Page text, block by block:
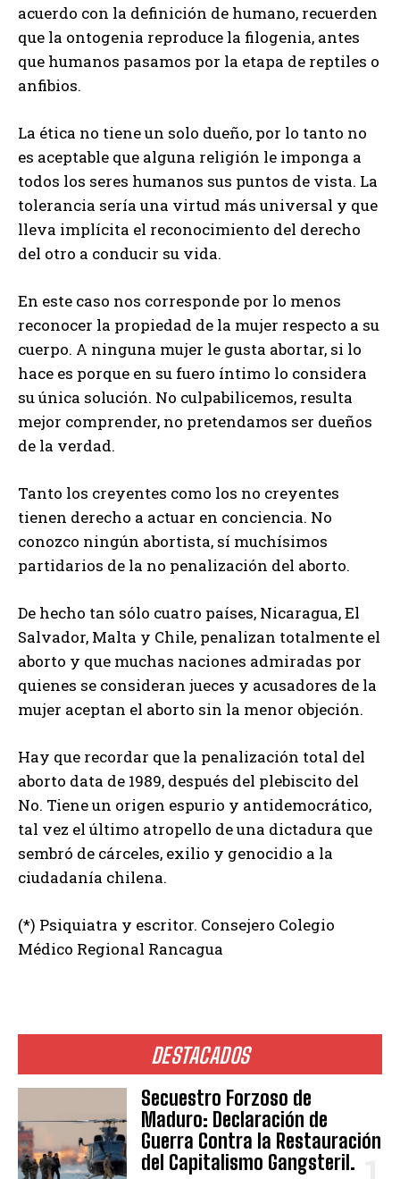
DESTACADOS
Secuestro Forzoso de
Maduro: Declaración de
Guerra Contra la Restauración
del Capitalismo Gangsteril.
acuerdo con la definición de humano, recuerden
que la ontogenia reproduce la filogenia, antes
que humanos pasamos por la etapa de reptiles o
anfibios.
La ética no tiene un solo dueño, por lo tanto no
es aceptable que alguna religión le imponga a
todos los seres humanos sus puntos de vista. La
tolerancia sería una virtud más universal y que
lleva implícita el reconocimiento del derecho
del otro a conducir su vida.
En este caso nos corresponde por lo menos
reconocer la propiedad de la mujer respecto a su
cuerpo. A ninguna mujer le gusta abortar, si lo
hace es porque en su fuero íntimo lo considera
su única solución. No culpabilicemos, resulta
mejor comprender, no pretendamos ser dueños
de la verdad.
Tanto los creyentes como los no creyentes
tienen derecho a actuar en conciencia. No
conozco ningún abortista, sí muchísimos
partidarios de la no penalización del aborto.
De hecho tan sólo cuatro países, Nicaragua, El
Salvador, Malta y Chile, penalizan totalmente el
aborto y que muchas naciones admiradas por
quienes se consideran jueces y acusadores de la
mujer aceptan el aborto sin la menor objeción.
Hay que recordar que la penalización total del
aborto data de 1989, después del plebiscito del
No. Tiene un origen espurio y antidemocrático,
tal vez el último atropello de una dictadura que
sembró de cárceles, exilio y genocidio a la
ciudadanía chilena.
(*) Psiquiatra y escritor. Consejero Colegio
Médico Regional Rancagua